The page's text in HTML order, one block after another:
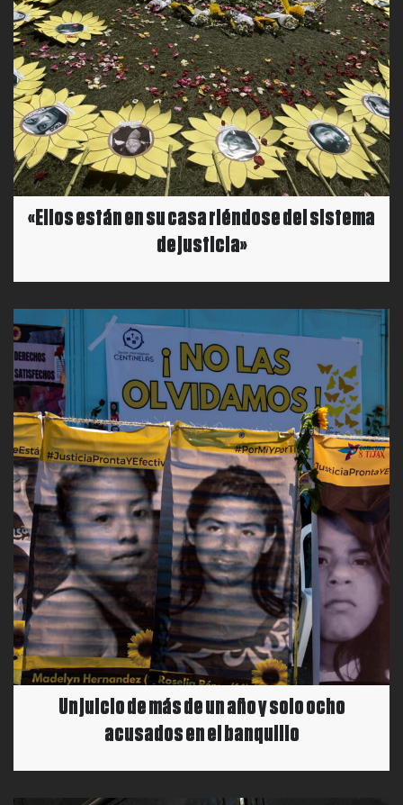
«Ellos están en su casa riéndose del sistema
de justicia»
Un juicio de más de un año y solo ocho
acusados en el banquillo